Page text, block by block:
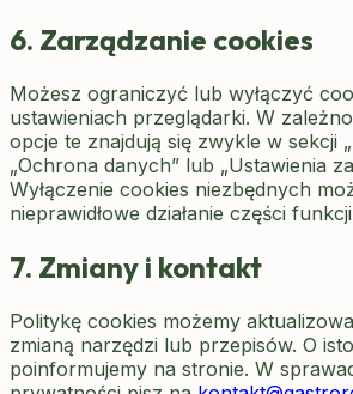
6. Zarządzanie cookies
Możesz ograniczyć lub wyłączyć
ustawieniach przeglądarki. W
opcje te znajdują się zwykle w sekcji
„Ochrona danych” lub „Ustawienia
Wyłączenie cookies niezbędnych
nieprawidłowe działanie części
7. Zmiany i kontakt
Politykę cookies możemy
zmianą narzędzi lub przepisów. O
poinformujemy na stronie. W